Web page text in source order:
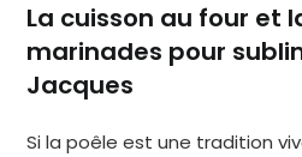
La cuisson au four et
marinades pour
Jacques
Si la poêle est une tradition